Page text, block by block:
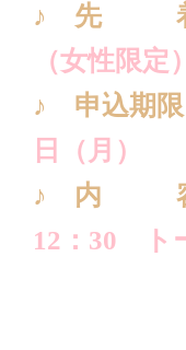
♪ 先
（女性限定）
♪ 申込期限
日（月）
♪ 内
12：30 ト
＊
五十